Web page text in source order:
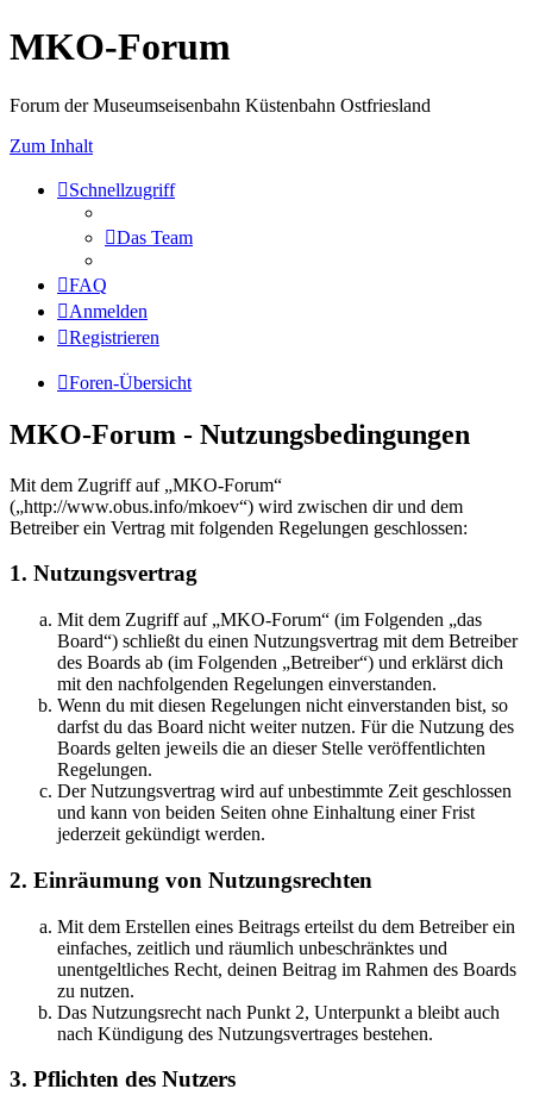
MKO-Forum
Forum der Museumseisenbahn Küstenbahn Ostfriesland
Zum Inhalt
Schnellzugriff
Das Team
FAQ
Anmelden
Registrieren
Foren-Übersicht
MKO-Forum - Nutzungsbedingungen
Mit dem Zugriff auf „MKO-Forum“
(„http://www.obus.info/mkoev“) wird zwischen dir und dem
Betreiber ein Vertrag mit folgenden Regelungen geschlossen:
1. Nutzungsvertrag
Mit dem Zugriff auf „MKO-Forum“ (im Folgenden „das
Board“) schließt du einen Nutzungsvertrag mit dem Betreiber
des Boards ab (im Folgenden „Betreiber“) und erklärst dich
mit den nachfolgenden Regelungen einverstanden.
Wenn du mit diesen Regelungen nicht einverstanden bist, so
darfst du das Board nicht weiter nutzen. Für die Nutzung des
Boards gelten jeweils die an dieser Stelle veröffentlichten
Regelungen.
Der Nutzungsvertrag wird auf unbestimmte Zeit geschlossen
und kann von beiden Seiten ohne Einhaltung einer Frist
jederzeit gekündigt werden.
2. Einräumung von Nutzungsrechten
Mit dem Erstellen eines Beitrags erteilst du dem Betreiber ein
einfaches, zeitlich und räumlich unbeschränktes und
unentgeltliches Recht, deinen Beitrag im Rahmen des Boards
zu nutzen.
Das Nutzungsrecht nach Punkt 2, Unterpunkt a bleibt auch
nach Kündigung des Nutzungsvertrages bestehen.
3. Pflichten des Nutzers